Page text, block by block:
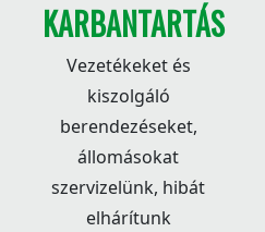
KARBANTARTÁS
Vezetékeket és
kiszolgáló
berendezéseket,
állomásokat
szervizelünk, hibát
elhárítunk